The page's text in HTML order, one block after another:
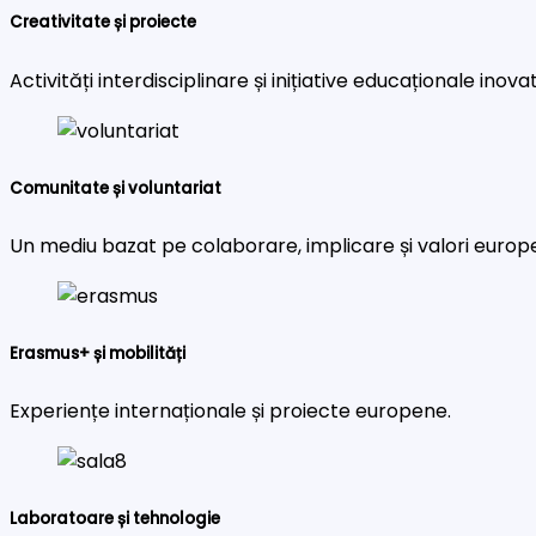
Creativitate și proiecte
Activități interdisciplinare și inițiative educaționale
Comunitate și voluntariat
Un mediu bazat pe colaborare, implicare și valori
Erasmus+ și mobilități
Experiențe internaționale și proiecte europene.
Laboratoare și tehnologie